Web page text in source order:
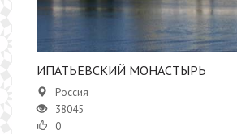
ИПАТЬЕВСКИЙ МОНАСТЫРЬ
Россия
38045
0